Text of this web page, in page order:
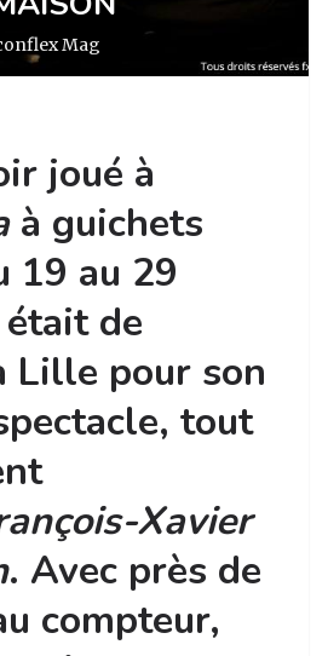
Mag
joué à
à guichets
19 au 29
de
Lille pour son
tout
Xavier
. Avec près de
compteur,